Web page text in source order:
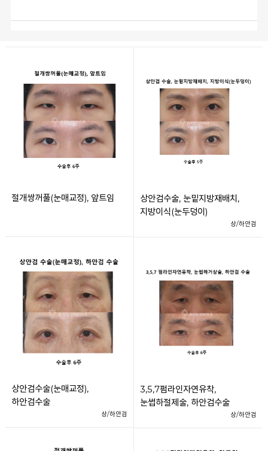
절개쌍꺼풀(눈매교정), 앞트임
상안검수술, 눈밑지방재배치,
지방이식(눈두덩이)
상/하안검
상안검수술(눈매교정),
하안검수술
상/하안검
3,5,7펌라인자연유착,
눈썹하절제술, 하안검수술
상/하안검